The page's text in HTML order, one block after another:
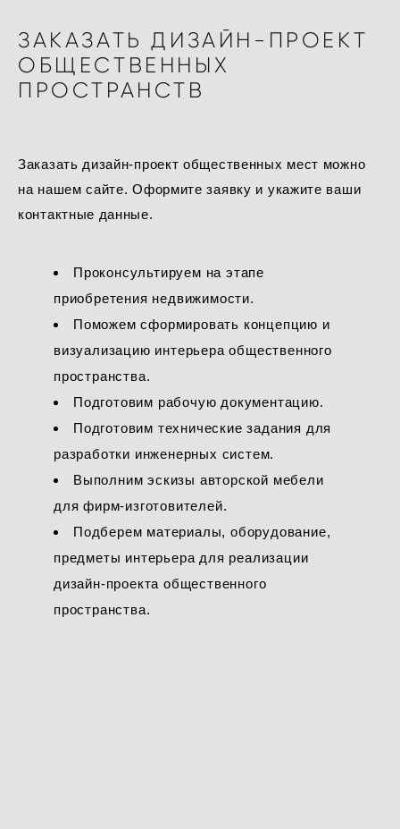
ЗАКАЗАТЬ ДИЗАЙН-ПРОЕКТ
ОБЩЕСТВЕННЫХ
ПРОСТРАНСТВ
Заказать дизайн-проект общественных мест можно
на нашем сайте. Оформите заявку и укажите ваши
контактные данные.
Проконсультируем на этапе
приобретения недвижимости.
Поможем сформировать концепцию и
визуализацию интерьера общественного
пространства.
Подготовим рабочую документацию.
Подготовим технические задания для
разработки инженерных систем.
Выполним эскизы авторской мебели
для фирм-изготовителей.
Подберем материалы, оборудование,
предметы интерьера для реализации
дизайн-проекта общественного
пространства.